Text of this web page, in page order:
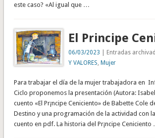
este caso? «Al igual que …
El Principe
06/03/2023 | Entradas
Y VALORES ,Mujer
Para trabajar el día de la mujer trabajadora en
Ciclo proponemos la presentación (Autora:
cuento «El Pr¡ncipe Ceniciento» de Babette Cole
Destino y una programación de la actividad con
cuento en pdf. La historia del Pr¡ncipe Ceniciento